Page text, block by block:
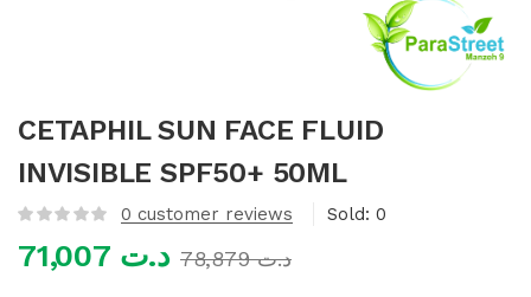
CETAPHIL SUN FACE FLUID
INVISIBLE SPF50+ 50ML
0 customer reviews Sold: 0
د.ت د.ت78,879